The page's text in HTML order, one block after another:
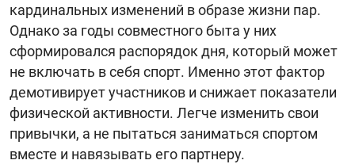
кардинальных изменений в образе жизни пар.
Однако за годы совместного быта у них
сформировался распорядок дня, который может
не включать в себя спорт. Именно этот фактор
демотивирует участников и снижает показатели
физической активности. Легче изменить свои
привычки, а не пытаться заниматься спортом
вместе и навязывать его партнеру.